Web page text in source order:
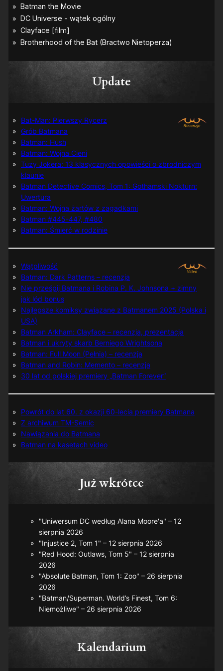
Update
Bat-Man: Pierwszy Rycerz
Grób Batmana
Batman: Hush
Batman: Wojna Cieni
Tuzy Jokera: 13 klasycznych opowieści o zbrodniczym
klaunie
Batman Detective Comics, Tom 1: Gothamski Nokturn:
Uwertura
Batman: Wojna żartów z zagadkami
Batman #445-447, #480
Batman: Śmierć w rodzinie
Wątpliwość
Batman: Dark Patterns – recenzja
Nie prześpij Batmana i Robina P. K. Johnsona + zimny
jak lód bonus
Najlepsze komiksy związane z Batmanem 2025 (Polska i
USA)
Batman Arkham: Clayface – recenzja, prezentacja
Batman i ukryty skarb Berniego Wrightsona
Batman: Full Moon (Pełnia) – recenzja
Batman and Robin: Memento – recenzja
30 lat od polskiej premiery „Batman Forever”
Powrót do lat 60. z okazji 60-lecia premiery Batmana
Z archiwum TM-Semic
Nawiązania do Batmana
Batman na kasetach video
Już wkrótce
"Uniwersum DC według Alana Moore'a" – 12
sierpnia 2026
"Injustice 2, Tom 1" – 12 sierpnia 2026
"Red Hood: Outlaws, Tom 5" – 12 sierpnia
2026
"Absolute Batman, Tom 1: Zoo" – 26 sierpnia
2026
"Batman/Superman. World’s Finest, Tom 6:
Niemożliwe" – 26 sierpnia 2026
Kalendarium